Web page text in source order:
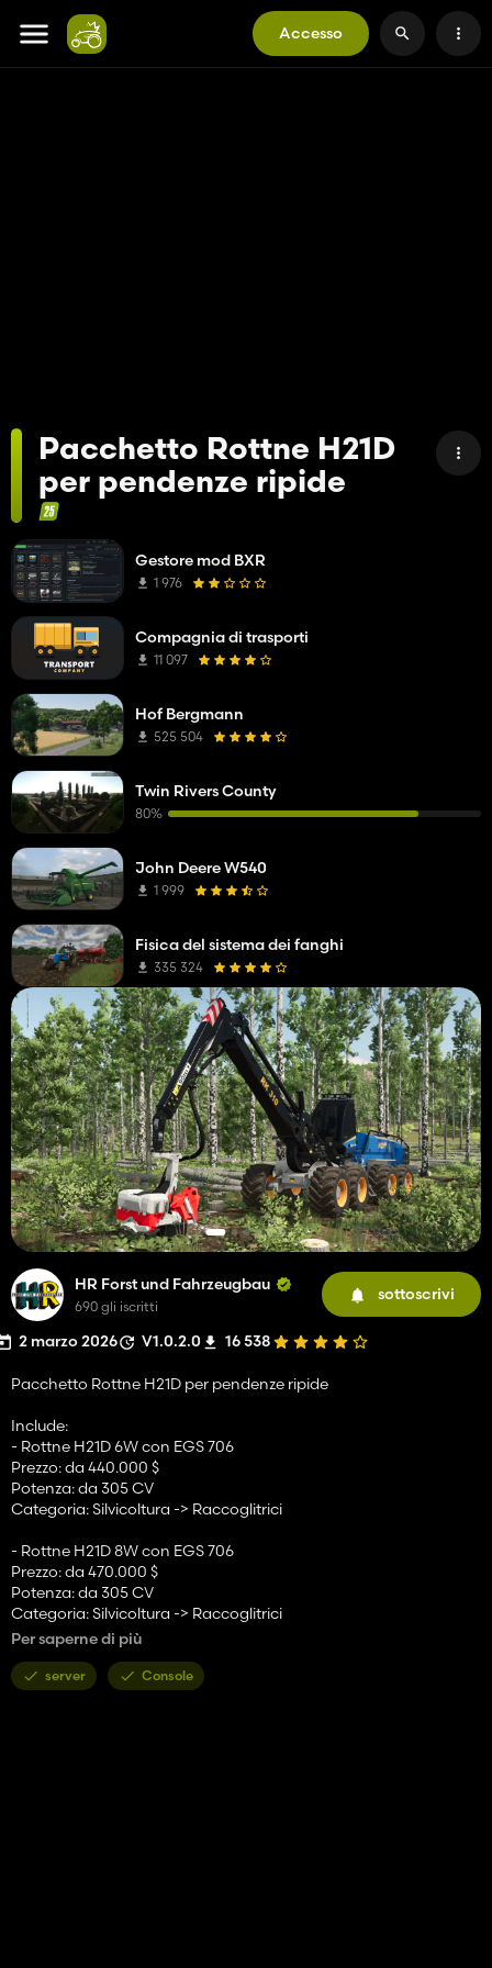
Accesso
Pacchetto Rottne H21D
per pendenze ripide
HR Forst und Fahrzeugbau
690 gli iscritti
sottoscrivi
2 marzo 2026 V1.0.2.0 16 538
Pacchetto Rottne H21D per pendenze ripide
Include:
- Rottne H21D 6W con EGS 706
Prezzo: da 440.000 $
Potenza: da 305 CV
Categoria: Silvicoltura -> Raccoglitrici
- Rottne H21D 8W con EGS 706
Prezzo: da 470.000 $
Potenza: da 305 CV
Categoria: Silvicoltura -> Raccoglitrici
Prezzo: da 440.000 $
Potenza: da 305 CV
Per saperne di più
server Console
Gestore mod BXR
1 976
Compagnia di trasporti
11 097
Hof Bergmann
525 504
Twin Rivers County
80%
John Deere W540
1 999
Fisica del sistema dei fanghi
335 324